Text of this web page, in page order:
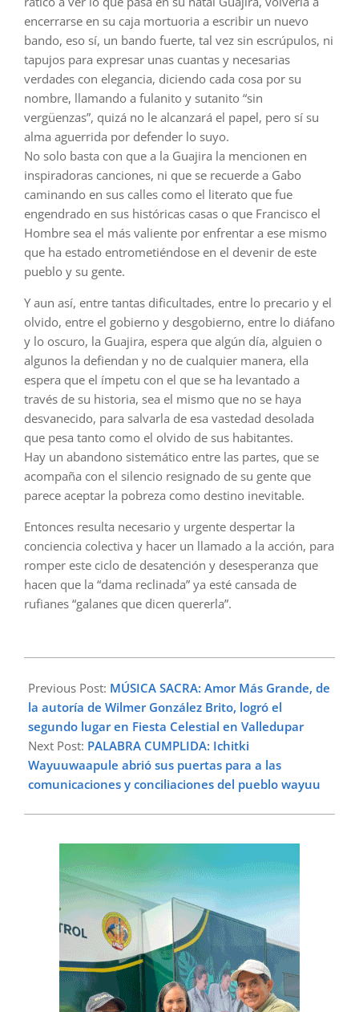
encerrarse en su caja mortuoria a escribir un nuevo
bando, eso sí, un bando fuerte, tal vez sin escrúpulos, ni
tapujos para expresar unas cuantas y necesarias
verdades con elegancia, diciendo cada cosa por su
nombre, llamando a fulanito y sutanito “sin
vergüenzas”, quizá no le alcanzará el papel, pero sí su
alma aguerrida por defender lo suyo.
No solo basta con que a la Guajira la mencionen en
inspiradoras canciones, ni que se recuerde a Gabo
caminando en sus calles como el literato que fue
engendrado en sus históricas casas o que Francisco el
Hombre sea el más valiente por enfrentar a ese mismo
que ha estado entrometiéndose en el devenir de este
pueblo y su gente.
Y aun así, entre tantas dificultades, entre lo precario y el
olvido, entre el gobierno y desgobierno, entre lo diáfano
y lo oscuro, la Guajira, espera que algún día, alguien o
algunos la defiendan y no de cualquier manera, ella
espera que el ímpetu con el que se ha levantado a
través de su historia, sea el mismo que no se haya
desvanecido, para salvarla de esa vastedad desolada
que pesa tanto como el olvido de sus habitantes.
Hay un abandono sistemático entre las partes, que se
acompaña con el silencio resignado de su gente que
parece aceptar la pobreza como destino inevitable.
Entonces resulta necesario y urgente despertar la
conciencia colectiva y hacer un llamado a la acción, para
romper este ciclo de desatención y desesperanza que
hacen que la “dama reclinada” ya esté cansada de
rufianes “galanes que dicen quererla”.
05-
05
Previous Post: MÚSICA SACRA: Amor Más Grande, de
la autoría de Wilmer González Brito, logró el
segundo lugar en Fiesta Celestial en Valledupar
Next Post: PALABRA CUMPLIDA: Ichitki
Wayuuwaapule abrió sus puertas para a las
comunicaciones y conciliaciones del pueblo wayuu